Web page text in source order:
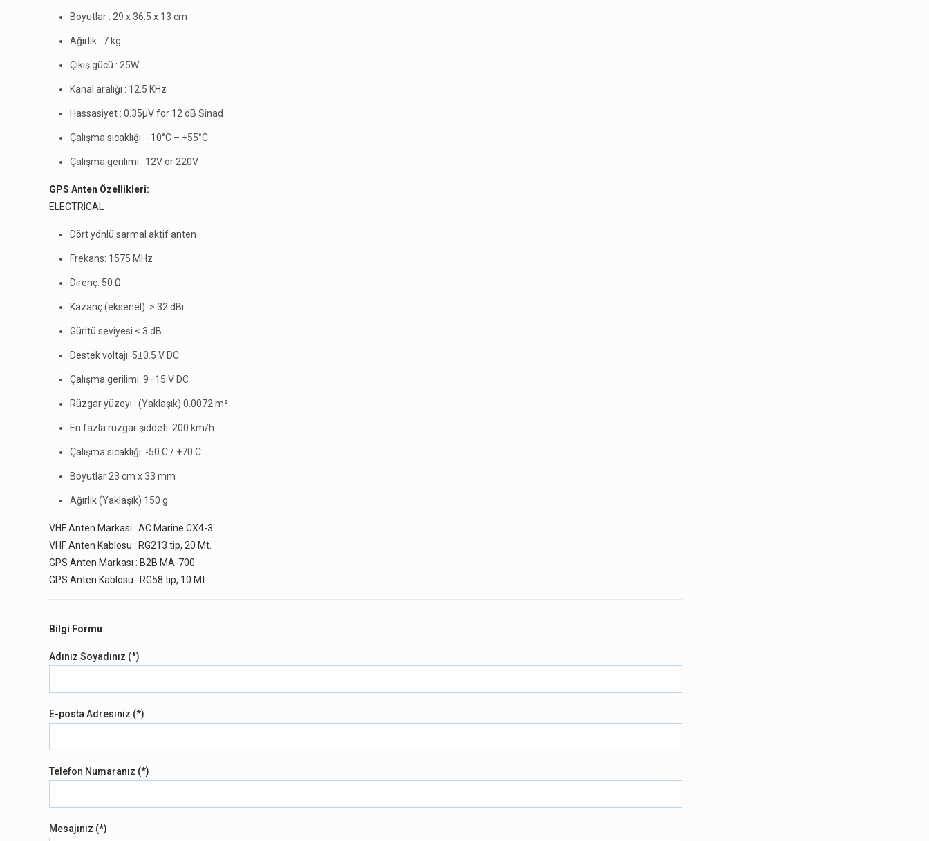
Boyutlar : 29 x 36.5 x 13 cm
Ağırlık : 7 kg
Çıkış gücü : 25W
Kanal aralığı : 12.5 KHz
Hassasiyet : 0.35µV for 12 dB Sinad
Çalışma sıcaklığı : -10°C – +55°C
Çalışma gerilimi : 12V or 220V
GPS Anten Özellikleri:
ELECTRICAL
Dört yönlü sarmal aktif anten
Frekans: 1575 MHz
Direnç: 50 Ω
Kazanç (eksenel): > 32 dBi
Gürltü seviyesi < 3 dB
Destek voltajı: 5±0.5 V DC
Çalışma gerilimi: 9–15 V DC
Rüzgar yüzeyi : (Yaklaşık) 0.0072 m²
En fazla rüzgar şiddeti: 200 km/h
Çalışma sıcaklığı: -50 C / +70 C
Boyutlar 23 cm x 33 mm
Ağırlık (Yaklaşık) 150 g
VHF Anten Markası : AC Marine CX4-3
VHF Anten Kablosu : RG213 tip, 20 Mt.
GPS Anten Markası : B2B MA-700
GPS Anten Kablosu : RG58 tip, 10 Mt.
Bilgi Formu
Adınız Soyadınız (*)
E-posta Adresiniz (*)
Telefon Numaranız (*)
Mesajınız (*)